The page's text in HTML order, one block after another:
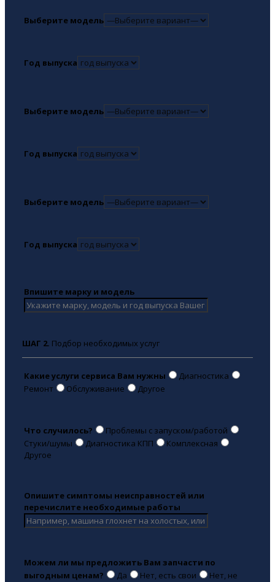
Выберите модель
Год выпуска
Выберите модель
Год выпуска
Выберите модель
Год выпуска
Впишите марку и модель
ШАГ 2. Подбор необходимых услуг
Какие услуги сервиса Вам нужны
Диагностика
Ремонт
Обслуживание Другое
Что случилось?
Проблемы с запуском/работой
Стуки/шумы
Диагностика КПП
Комплексная
Другое
Опишите симптомы неисправностей или
перечислите необходимые работы
Можем ли мы предложить Вам запчасти по
выгодным ценам?
Да Нет, есть свои
Нет, не